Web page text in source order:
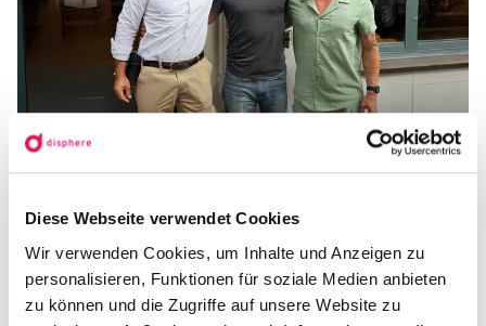
Diese Webseite verwendet Cookies
Wir verwenden Cookies, um Inhalte und Anzeigen zu
personalisieren, Funktionen für soziale Medien anbieten
zu können und die Zugriffe auf unsere Website zu
disphere übernimmt die VOLL
digital GmbH
Die disphere interactive GmbH setzt ihren